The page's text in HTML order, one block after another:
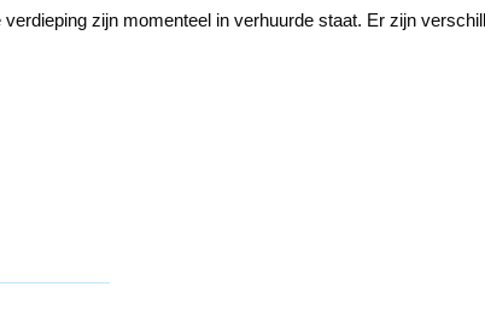
zijn momenteel in verhuurde staat. Er zijn